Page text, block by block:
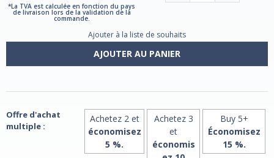
*La TVA est calculée en fonction du pays
de livraison lors de la validation de la
commande.
Timed
Release
3mg
90
Vegan
Vitasunn
Release
Vegan
Vitasunn
Ajouter à la liste de souhaits
AJOUTER AU PANIER
Offre d'achat
multiple :
Achetez 2 et
économisez
5 %.
Achetez 3
et
économis
Buy 5+
Économisez
15 %.